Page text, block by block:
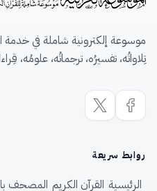
موسوعة إلكترونية شاملة في خدمة
تِلاواتُه، تفسيرُه، ترجماتُه، علومُه،
روابط سريعة
الرئيسية القرآن الكريم المصحف